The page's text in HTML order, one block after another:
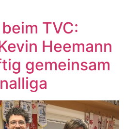
TVC:
Heemann
gemeinsam